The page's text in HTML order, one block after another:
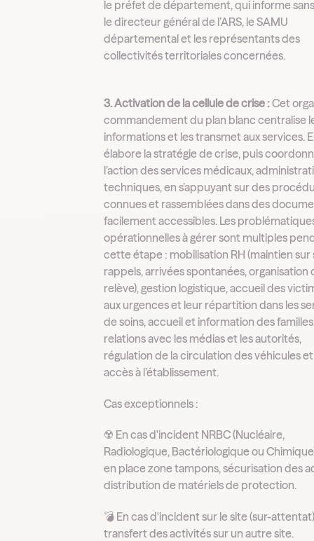
le préfet de département, qui informe
le directeur général de l’ARS, le SAMU
départemental et les représentants des
collectivités territoriales concernées.
3. Activation de la cellule de crise :Cet
commandement du plan blanc centralise
informations et les transmet aux services.
élabore la stratégie de crise, puis
l’action des services médicaux,
techniques, en s’appuyant sur des
connues et rassemblées dans des
facilement accessibles. Les
opérationnelles à gérer sont multiples
cette étape : mobilisation RH (maintien sur
rappels, arrivées spontanées, organisation
relève), gestion logistique, accueil des
aux urgences et leur répartition dans les
de soins, accueil et information des
relations avec les médias et les autorités,
régulation de la circulation des véhicules
accès à l’établissement.
Cas exceptionnels :
☢️ En cas d'incident NRBC (Nucléaire,
Radiologique, Bactériologique ou
en place zone tampons, sécurisation des
distribution de matériels de protection.
💣 En cas d'incident sur le site (sur-
transfert des activités sur un autre site.